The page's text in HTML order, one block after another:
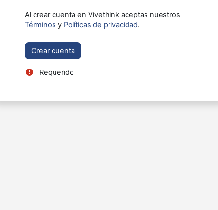
Al crear cuenta en Vivethink aceptas nuestros
Términos y Políticas de privacidad.
Requerido